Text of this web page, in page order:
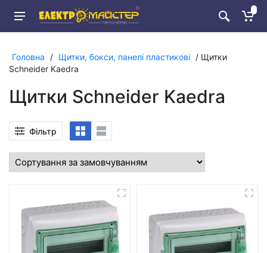
Головна / Щитки, бокси, панелі пластикові / Щитки
Schneider Kaedra
Щитки Schneider Kaedra
Фільтр